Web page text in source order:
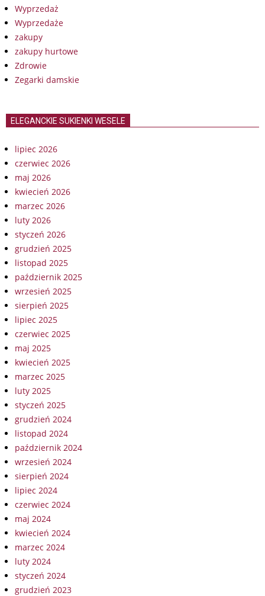
Wyprzedaż
Wyprzedaże
zakupy
zakupy hurtowe
Zdrowie
Zegarki damskie
ELEGANCKIE SUKIENKI WESELE
lipiec 2026
czerwiec 2026
maj 2026
kwiecień 2026
marzec 2026
luty 2026
styczeń 2026
grudzień 2025
listopad 2025
październik 2025
wrzesień 2025
sierpień 2025
lipiec 2025
czerwiec 2025
maj 2025
kwiecień 2025
marzec 2025
luty 2025
styczeń 2025
grudzień 2024
listopad 2024
październik 2024
wrzesień 2024
sierpień 2024
lipiec 2024
czerwiec 2024
maj 2024
kwiecień 2024
marzec 2024
luty 2024
styczeń 2024
grudzień 2023